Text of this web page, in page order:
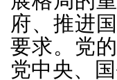
府、推进
要求。党
党中央、